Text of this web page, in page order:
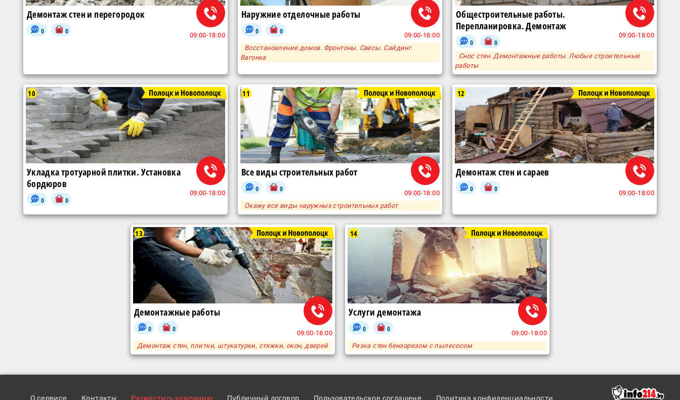
Демонтаж стен и перегородок
0 0 09:00-18:00
Наружние отделочные работы
0 0
09:00-18:00
Восстановление домов. Фронтоны. Свесы. Сайдинг.
Вагонка
Общестроительные работы.
Перепланировка. Демонтаж
0 0
09:00-18:00
Снос стен. Демонтажные работы. Любые строительные
работы
10
Укладка тротуарной плитки. Установка
бордюров
0 0
09:00-18:00
11
Все виды строительных работ
0 0
09:00-18:00
Окажу все виды наружных строительных работ
12
Демонтаж стен и сараев
0 0 09:00-18:00
13
Демонтажные работы
0 0
09:00-18:00
Демонтаж стен, плитки, штукатурки, стяжки, окон, дверей
14
Услуги демонтажа
0 0
09:00-18:00
Резка стен бензорезом с пылесосом